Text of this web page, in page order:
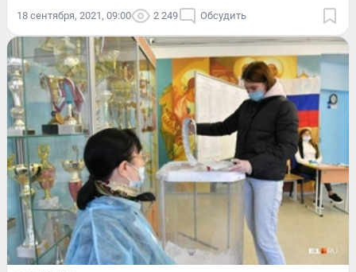
18 сентября, 2021, 09:00 2 249 Обсудить